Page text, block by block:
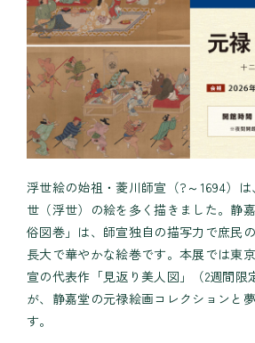
浮世絵の始祖・菱川師宣（?～1694）
世（浮世）の絵を多く描きました。静
俗図巻」は、師宣独自の描写力で庶民
長大で華やかな絵巻です。本展では東
宣の代表作「見返り美人図」（2週間限
が、静嘉堂の元禄絵画コレクションと
す。